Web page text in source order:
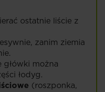
ostatnie liście z
zanim ziemia
główki można
łodyg.
(roszponka,